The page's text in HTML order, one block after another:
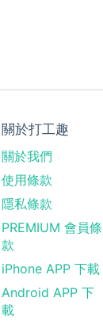
關於打工趣
關於我們
使用條款
隱私條款
PREMIUM 會員條
款
iPhone APP 下載
Android APP 下
載